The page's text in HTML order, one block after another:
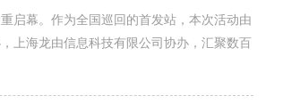
启幕。作为全国巡回的首发站，本次活动由
上海龙由信息科技有限公司协办，汇聚数百